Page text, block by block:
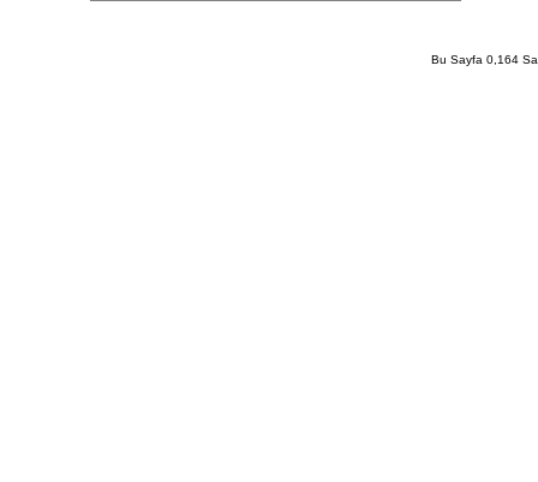
Bu Sayfa 0,164